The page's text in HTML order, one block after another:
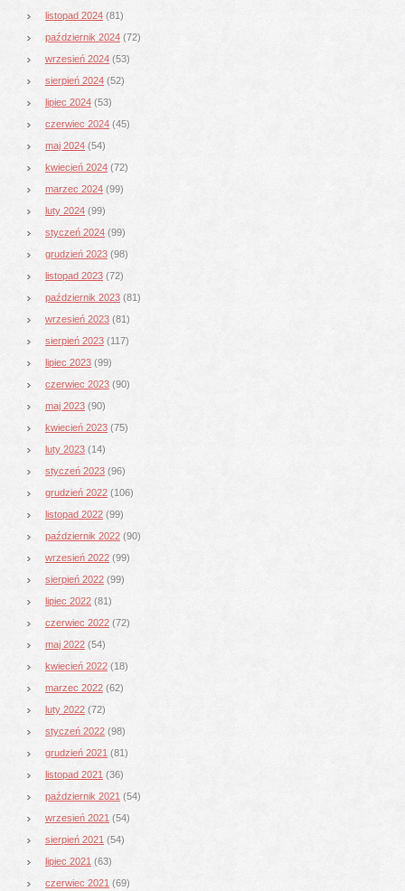
listopad 2024 (81)
październik 2024 (72)
wrzesień 2024 (53)
sierpień 2024 (52)
lipiec 2024 (53)
czerwiec 2024 (45)
maj 2024 (54)
kwiecień 2024 (72)
marzec 2024 (99)
luty 2024 (99)
styczeń 2024 (99)
grudzień 2023 (98)
listopad 2023 (72)
październik 2023 (81)
wrzesień 2023 (81)
sierpień 2023 (117)
lipiec 2023 (99)
czerwiec 2023 (90)
maj 2023 (90)
kwiecień 2023 (75)
luty 2023 (14)
styczeń 2023 (96)
grudzień 2022 (106)
listopad 2022 (99)
październik 2022 (90)
wrzesień 2022 (99)
sierpień 2022 (99)
lipiec 2022 (81)
czerwiec 2022 (72)
maj 2022 (54)
kwiecień 2022 (18)
marzec 2022 (62)
luty 2022 (72)
styczeń 2022 (98)
grudzień 2021 (81)
listopad 2021 (36)
październik 2021 (54)
wrzesień 2021 (54)
sierpień 2021 (54)
lipiec 2021 (63)
czerwiec 2021 (69)